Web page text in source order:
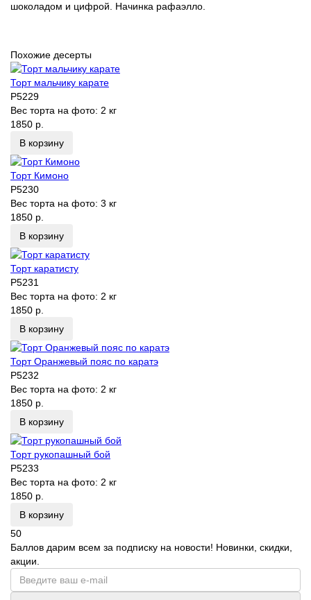
шоколадом и цифрой. Начинка рафаэлло.
Похожие десерты
Торт мальчику карате
P5229
Вес торта на фото: 2 кг
1850 р.
В корзину
Торт Кимоно
P5230
Вес торта на фото: 3 кг
1850 р.
В корзину
Торт каратисту
P5231
Вес торта на фото: 2 кг
1850 р.
В корзину
Торт Оранжевый пояс по каратэ
P5232
Вес торта на фото: 2 кг
1850 р.
В корзину
Торт рукопашный бой
P5233
Вес торта на фото: 2 кг
1850 р.
В корзину
50
Баллов дарим всем за подписку на новости! Новинки, скидки,
акции.